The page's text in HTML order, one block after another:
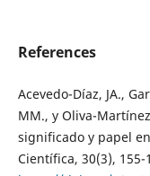
References
Acevedo-Díaz, JA.,
MM., y Oliva-
significado y papel
Científica, 30(3), 155-